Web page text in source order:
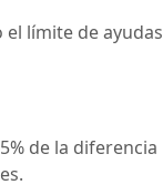
límite de ayudas
de la diferencia